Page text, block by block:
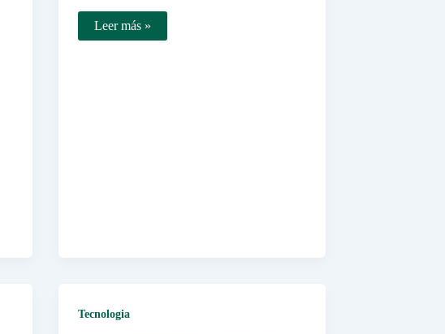
Como
Usar
Leer más »
Tecnologia